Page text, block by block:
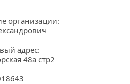
организации:
адрес:
48а стр2